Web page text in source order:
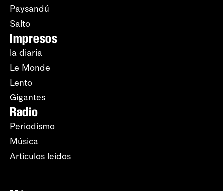
Paysandú
Salto
Impresos
la diaria
Le Monde
Lento
Gigantes
Radio
Periodismo
Música
Artículos leídos